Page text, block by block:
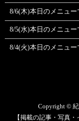
8/6(木)本日のメニュー
8/5(水)本日のメニュー
8/4(火)本日のメニュー
Copyright ©
【掲載の記事・写真